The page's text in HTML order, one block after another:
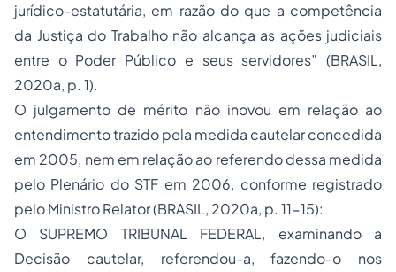
jurídico-estatutária, em razão do que a competência
da Justiça do Trabalho não alcança as ações judiciais
entre o Poder Público e seus servidores” (BRASIL,
2020a, p. 1).
O julgamento de mérito não inovou em relação ao
entendimento trazido pela medida cautelar concedida
em 2005, nem em relação ao referendo dessa medida
pelo Plenário do STF em 2006, conforme registrado
pelo Ministro Relator (BRASIL, 2020a, p. 11-15):
O SUPREMO TRIBUNAL FEDERAL, examinando a
Decisão cautelar, referendou-a, fazendo-o nos